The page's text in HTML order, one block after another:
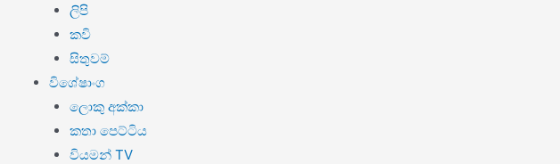
ලිපි
කවි
සිතුවම්
විශේෂාංග
ලොකු අක්කා
කතා පෙට්ටිය
වියමන් TV